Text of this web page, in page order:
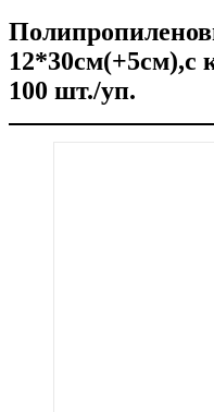
12*30см(+5см),с
100 шт./уп.